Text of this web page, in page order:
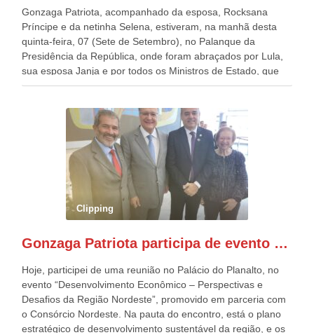
Gonzaga Patriota, acompanhado da esposa, Rocksana
Príncipe e da netinha Selena, estiveram, na manhã desta
quinta-feira, 07 (Sete de Setembro), no Palanque da
Presidência da República, onde foram abraçados por Lula,
sua esposa Janja e por todos os Ministros de Estado, que
estavam presentes, nos Desfiles da Independência da
outros desfiles, na Esplanada dos Ministérios, disse ter sido
o deste ano, o maior e o mais organizado de todos. “Há
quatro décadas, como Patriota até no nome, participo
anualmente dos desfiles de Sete de Setembro, na
Esplanada dos Ministérios, em Brasília. Este ano, o governo
preparou espaços com cadeiras e coberturas, para 30.000
pessoas, só que o número de Patriotas Brasileiros
Independentes, dobrou na Esplanada. Eu, Lula e os
Patriota.
Clipping
Gonzaga Patriota participa de evento em prol do desenvolvimento do Nordeste
Hoje, participei de uma reunião no Palácio do Planalto, no
evento “Desenvolvimento Econômico – Perspectivas e
Desafios da Região Nordeste”, promovido em parceria com
o Consórcio Nordeste. Na pauta do encontro, está o plano
estratégico de desenvolvimento sustentável da região, e os